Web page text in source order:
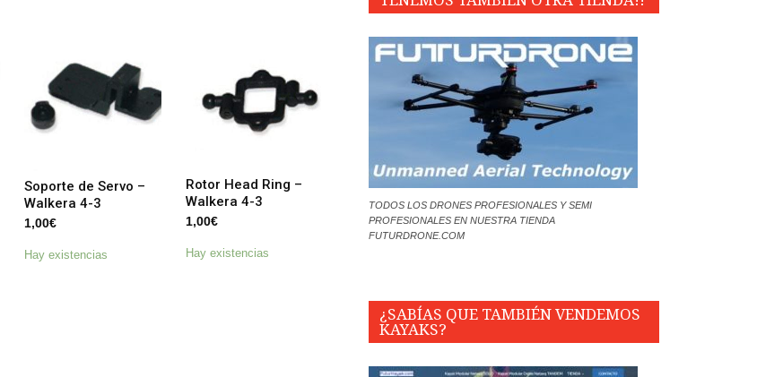
Soporte de Servo –
Walkera 4-3
1,00€
Hay existencias
Rotor Head Ring –
Walkera 4-3
1,00€
Hay existencias
TODOS LOS DRONES PROFESIONALES Y SEMI
PROFESIONALES EN NUESTRA TIENDA
FUTURDRONE.COM
¿SABÍAS QUE TAMBIÉN VENDEMOS
KAYAKS?